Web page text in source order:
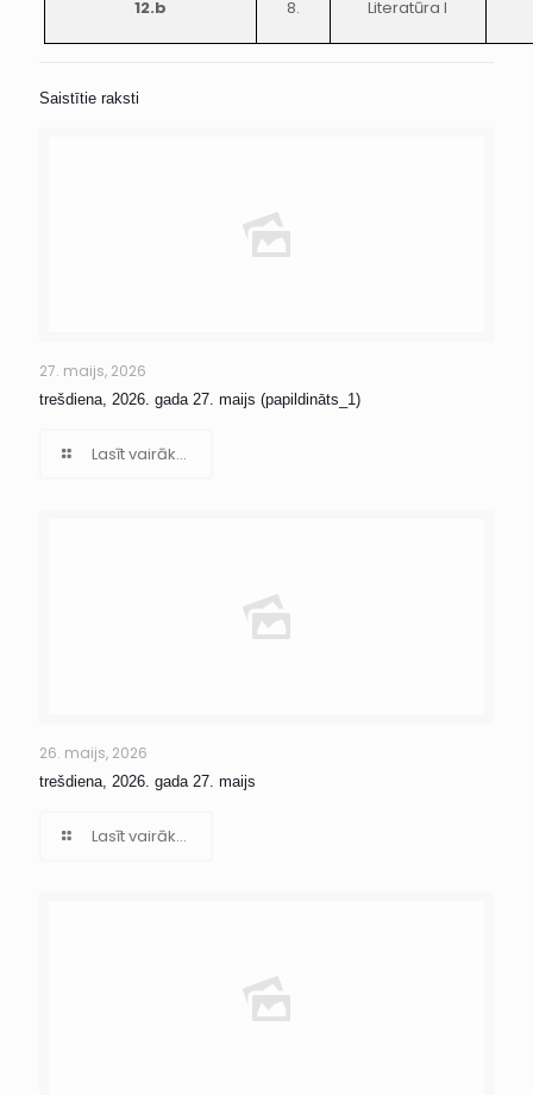
12.b 8. Literatūra I
Saistītie raksti
27. maijs, 2026
trešdiena, 2026. gada 27. maijs (papildināts_1)
Lasīt vairāk...
26. maijs, 2026
trešdiena, 2026. gada 27. maijs
Lasīt vairāk...